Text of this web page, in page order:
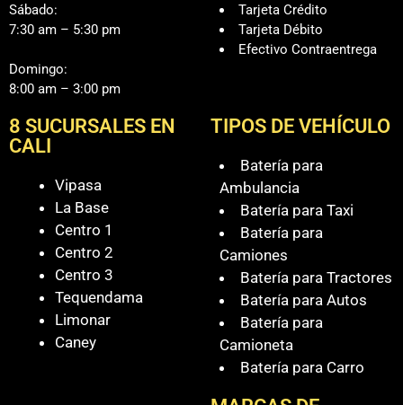
Sábado:
7:30 am – 5:30 pm
Domingo:
8:00 am – 3:00 pm
Tarjeta Crédito
Tarjeta Débito
Efectivo Contraentrega
8 SUCURSALES EN
CALI
Vipasa
La Base
Centro 1
Centro 2
Centro 3
Tequendama
Limonar
Caney
TIPOS DE VEHÍCULO
Batería para
Ambulancia
Batería para Taxi
Batería para
Camiones
Batería para Tractores
Batería para Autos
Batería para
Camioneta
Batería para Carro